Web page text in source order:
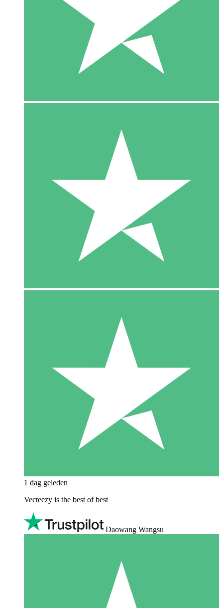
1 dag geleden
Vecteezy is the best of best
Daowang Wangsu